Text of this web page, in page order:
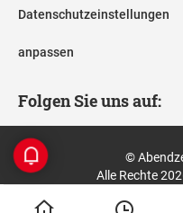
Datenschutzeinstellungen
anpassen
Folgen Sie uns auf:
©
Alle Rechte